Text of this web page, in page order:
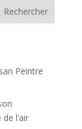
Rechercher
Peintre
l’air